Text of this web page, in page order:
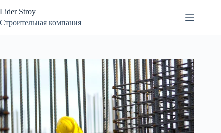
к
сути
Lider Stroy
Строительная компания